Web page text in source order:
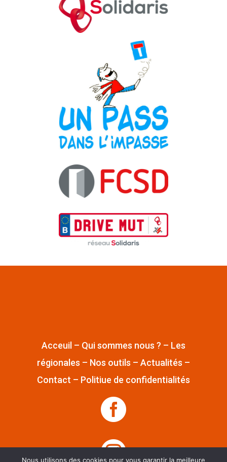
Acceuil – Qui sommes nous ? – Les
régionales – Nos outils – Actualités –
Contact – Politiue de confidentialités


Nous utilisons des cookies pour vous garantir la meilleure